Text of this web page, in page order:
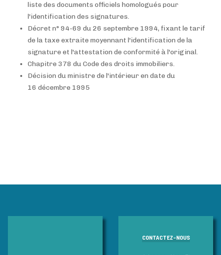
liste des documents officiels homologués pour
l'identification des signatures.
Décret n° 94-69 du 26 septembre 1994, fixant le tarif
de la taxe extraite moyennant l'identification de la
signature et l'attestation de conformité à l'original.
Chapitre 378 du Code des droits immobiliers.
Décision du ministre de l'intérieur en date du
16 décembre 1995
CONTACTEZ-NOUS